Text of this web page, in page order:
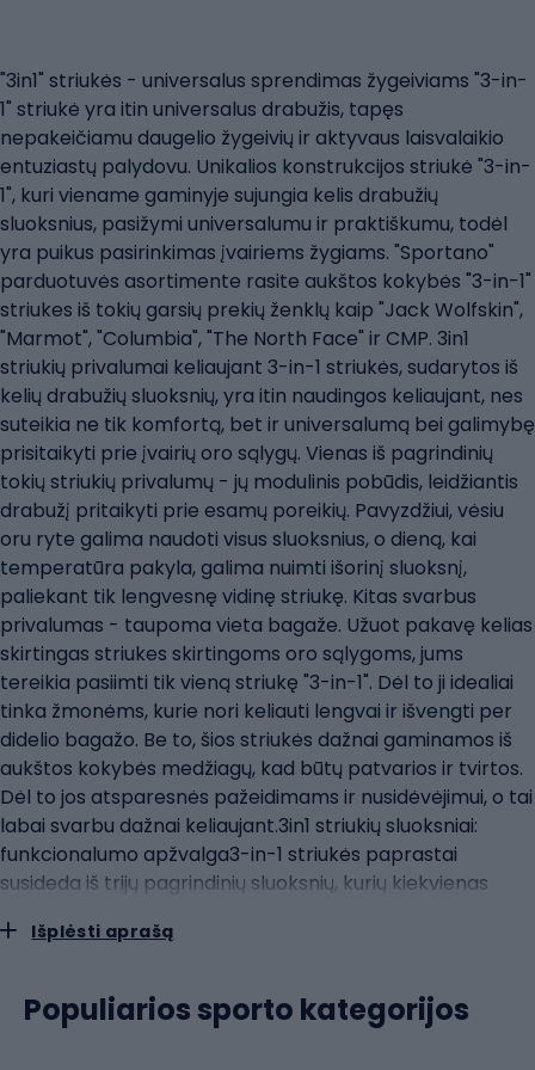
"3in1" striukės - universalus sprendimas žygeiviams "3-in-
1" striukė yra itin universalus drabužis, tapęs
nepakeičiamu daugelio žygeivių ir aktyvaus laisvalaikio
entuziastų palydovu. Unikalios konstrukcijos striukė "3-in-
1", kuri viename gaminyje sujungia kelis drabužių
sluoksnius, pasižymi universalumu ir praktiškumu, todėl
yra puikus pasirinkimas įvairiems žygiams. "Sportano"
parduotuvės asortimente rasite aukštos kokybės "3-in-1"
striukes iš tokių garsių prekių ženklų kaip "Jack Wolfskin",
"Marmot", "Columbia", "The North Face" ir CMP. 3in1
striukių privalumai keliaujant 3-in-1 striukės, sudarytos iš
kelių drabužių sluoksnių, yra itin naudingos keliaujant, nes
suteikia ne tik komfortą, bet ir universalumą bei galimybę
prisitaikyti prie įvairių oro sąlygų. Vienas iš pagrindinių
tokių striukių privalumų - jų modulinis pobūdis, leidžiantis
drabužį pritaikyti prie esamų poreikių. Pavyzdžiui, vėsiu
oru ryte galima naudoti visus sluoksnius, o dieną, kai
temperatūra pakyla, galima nuimti išorinį sluoksnį,
paliekant tik lengvesnę vidinę striukę. Kitas svarbus
privalumas - taupoma vieta bagaže. Užuot pakavę kelias
skirtingas striukes skirtingoms oro sąlygoms, jums
tereikia pasiimti tik vieną striukę "3-in-1". Dėl to ji idealiai
tinka žmonėms, kurie nori keliauti lengvai ir išvengti per
didelio bagažo. Be to, šios striukės dažnai gaminamos iš
aukštos kokybės medžiagų, kad būtų patvarios ir tvirtos.
Dėl to jos atsparesnės pažeidimams ir nusidėvėjimui, o tai
labai svarbu dažnai keliaujant.3in1 striukių sluoksniai:
funkcionalumo apžvalga3-in-1 striukės paprastai
susideda iš trijų pagrindinių sluoksnių, kurių kiekvienas
yra vėjo ir vandens nepraleidžianti striukė, kuri yra pirmoji
funkcija - apsaugoti nuo lietaus, sniego ir vėjo, taip pat
užtikrinti pralaidumą orui, kuris svarbus fizinio aktyvumo
Išplėsti aprašą
Populiarios sporto kategorijos